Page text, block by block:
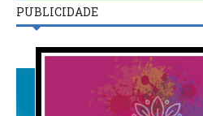
PUBLICIDADE